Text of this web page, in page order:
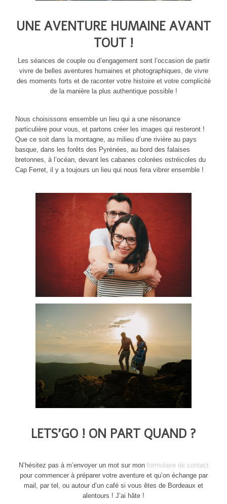
UNE AVENTURE HUMAINE AVANT
TOUT !
Les séances de couple ou d’engagement sont l’occasion de partir
vivre de belles aventures humaines et photographiques, de vivre
des moments forts et de raconter votre histoire et votre complicité
de la manière la plus authentique possible !
Nous choisissons ensemble un lieu qui a une résonance
particulière pour vous, et partons créer les images qui resteront !
Que ce soit dans la montagne, au milieu d’une rivière au pays
basque, dans les forêts des Pyrénées, au bord des falaises
bretonnes, à l’océan, devant les cabanes colorées ostréicoles du
Cap Ferret, il y a toujours un lieu qui nous fera vibrer ensemble !
LETS’GO ! ON PART QUAND ?
N’hésitez pas à m’envoyer un mot sur mon formulaire de contact
pour commencer à préparer votre aventure et qu’on échange par
mail, par tel, ou autour d’un café si vous êtes de Bordeaux et
alentours ! J’ai hâte !